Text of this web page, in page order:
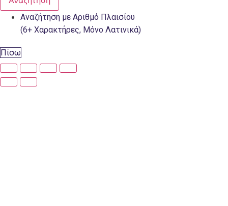
Αναζήτηση με Αριθμό Πλαισίου
(6+ Χαρακτήρες, Μόνο Λατινικά)
Πίσω